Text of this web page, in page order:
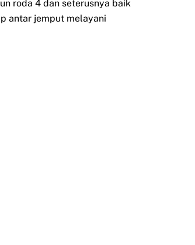
roda 4 dan seterusnya baik
antar jemput melayani